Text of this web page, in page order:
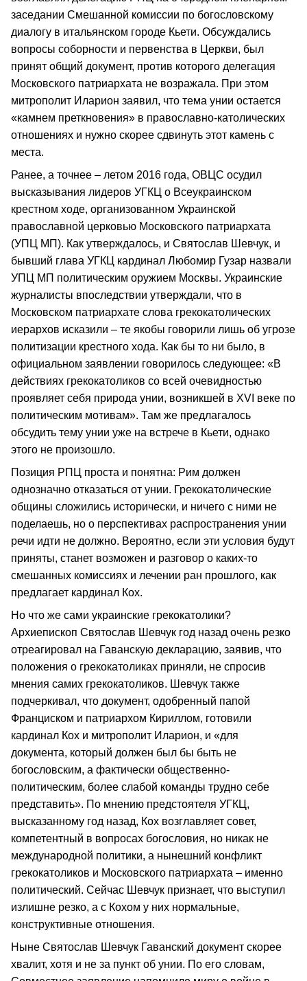
заседании Смешанной комиссии по богословскому
диалогу в итальянском городе Кьети. Обсуждались
вопросы соборности и первенства в Церкви, был
принят общий документ, против которого делегация
Московского патриархата не возражала. При этом
митрополит Иларион заявил, что тема унии остается
«камнем преткновения» в православно-католических
отношениях и нужно скорее сдвинуть этот камень с
места.
Ранее, а точнее – летом 2016 года, ОВЦС осудил
высказывания лидеров УГКЦ о Всеукраинском
крестном ходе, организованном Украинской
православной церковью Московского патриархата
(УПЦ МП). Как утверждалось, и Святослав Шевчук, и
бывший глава УГКЦ кардинал Любомир Гузар назвали
УПЦ МП политическим оружием Москвы. Украинские
журналисты впоследствии утверждали, что в
Московском патриархате слова грекокатолических
иерархов исказили – те якобы говорили лишь об угрозе
политизации крестного хода. Как бы то ни было, в
официальном заявлении говорилось следующее: «В
действиях грекокатоликов со всей очевидностью
проявляет себя природа унии, возникшей в XVI веке по
политическим мотивам». Там же предлагалось
обсудить тему унии уже на встрече в Кьети, однако
этого не произошло.
Позиция РПЦ проста и понятна: Рим должен
однозначно отказаться от унии. Грекокатолические
общины сложились исторически, и ничего с ними не
поделаешь, но о перспективах распространения унии
речи идти не должно. Вероятно, если эти условия будут
приняты, станет возможен и разговор о каких-то
смешанных комиссиях и лечении ран прошлого, как
предлагает кардинал Кох.
Но что же сами украинские грекокатолики?
Архиепископ Святослав Шевчук год назад очень резко
отреагировал на Гаванскую декларацию, заявив, что
положения о грекокатоликах приняли, не спросив
мнения самих грекокатоликов. Шевчук также
подчеркивал, что документ, одобренный папой
Франциском и патриархом Кириллом, готовили
кардинал Кох и митрополит Иларион, и «для
документа, который должен был бы быть не
богословским, а фактически общественно-
политическим, более слабой команды трудно себе
представить». По мнению предстоятеля УГКЦ,
высказанному год назад, Кох возглавляет совет,
компетентный в вопросах богословия, но никак не
международной политики, а нынешний конфликт
грекокатоликов и Московского патриархата – именно
политический. Сейчас Шевчук признает, что выступил
излишне резко, а с Кохом у них нормальные,
конструктивные отношения.
Ныне Святослав Шевчук Гаванский документ скорее
хвалит, хотя и не за пункт об унии. По его словам,